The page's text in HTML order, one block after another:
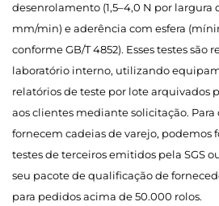
desenrolamento (1,5–4,0 N por largura
mm/min) e aderência com esfera
conforme GB/T 4852). Esses testes são
laboratório interno, utilizando
relatórios de teste por lote arquivados
aos clientes mediante solicitação.
fornecem cadeias de varejo, podemos
testes de terceiros emitidos pela SGS
seu pacote de qualificação de
para pedidos acima de 50.000 rolos.